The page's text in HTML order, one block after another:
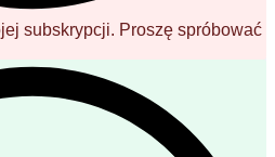
subskrypcji. Proszę spróbować